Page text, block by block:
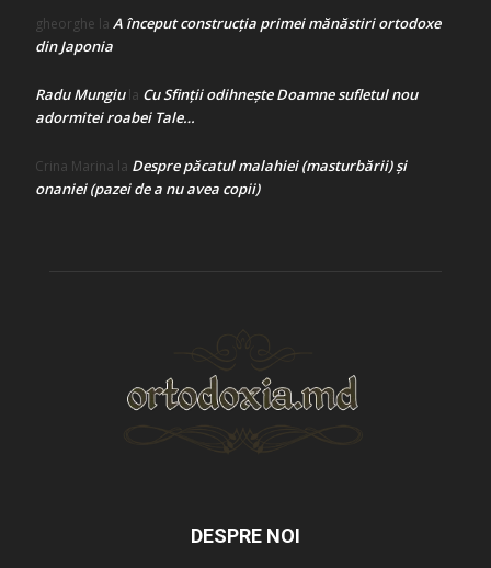
gheorghe la A început construcţia primei mănăstiri ortodoxe
din Japonia
Radu Mungiula Cu Sfinții odihnește Doamne sufletul nou
adormitei roabei Tale…
Crina Marina la Despre păcatul malahiei (masturbării) şi
onaniei (pazei de a nu avea copii)
DESPRE NOI